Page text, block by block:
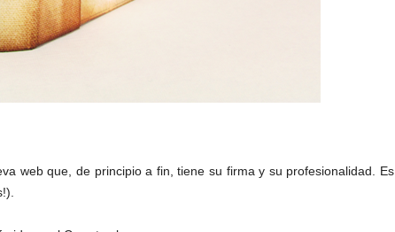
web que, de principio a fin, tiene su firma y su profesionalidad. Es